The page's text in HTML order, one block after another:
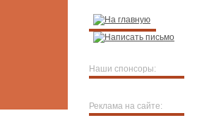
Наши спонсоры:
Реклама на сайте: